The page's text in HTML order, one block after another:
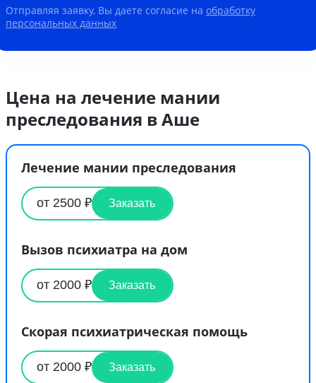
Отправляя заявку, Вы даете согласие на обработку
персональных данных
Цена на лечение мании
преследования в Аше
Лечение мании преследования
от 2500 ₽ Заказать
Вызов психиатра на дом
от 2000 ₽ Заказать
Скорая психиатрическая помощь
от 2000 ₽ Заказать